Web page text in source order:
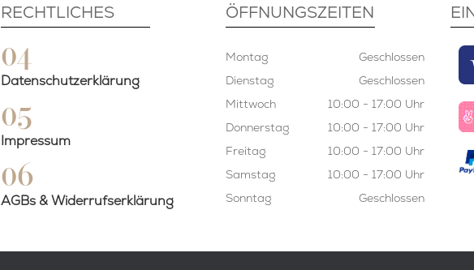
RECHTLICHES
04
Datenschutzerklärung
05
Impressum
06
AGBs & Widerrufserklärung
ÖFFNUNGSZEITEN
Montag
Geschlossen
Dienstag
Geschlossen
Mittwoch
10:00 - 17:00 Uhr
Donnerstag
10:00 - 17:00 Uhr
Freitag
10:00 - 17:00 Uhr
Samstag
10:00 - 17:00 Uhr
Sonntag
Geschlossen